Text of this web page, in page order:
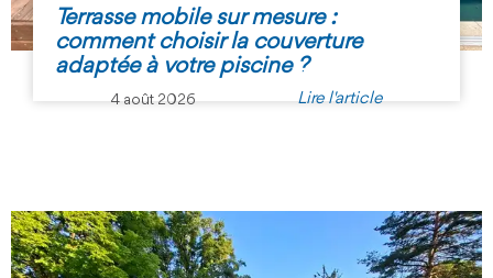
Terrasse mobile sur mesure :
comment choisir la couverture
adaptée à votre piscine ?
4 août 2026 Lire l'article